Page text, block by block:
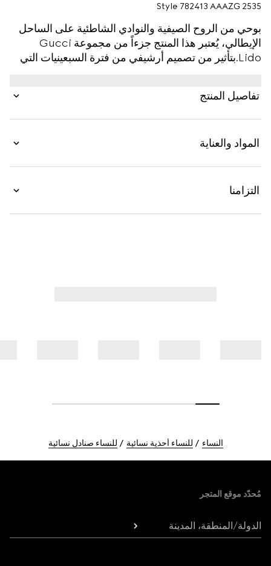
Style ‎782413 AAAZG 2535
بوحي من الروح الصيفية والنوادي الشاطئية على الساحل
الإيطالي، يُعتبر هذا المنتج جزءاً من مجموعة Gucci
Lido.بتأثير من تصميم أرشيفي من فترة السبعينيات التي
الجلد باللون البني.
تفاصيل المنتج
المواد والعناية
التزامنا
النساء للنساء أحذية نسائية للنساء صنادل نسائية
مُحدّد موقع المتجر
الدولة/المنطقة، المدينة